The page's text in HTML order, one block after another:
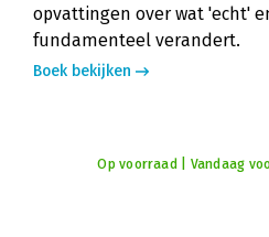
opvattingen over wat 'echt'
fundamenteel verandert.
Boek bekijken
Op voorraad | Vandaag